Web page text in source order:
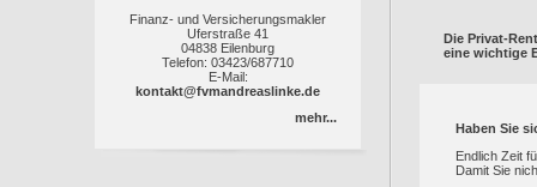
Finanz- und Versicherungsmakler
Uferstraße 41
04838 Eilenburg
Telefon: 03423/687710
E-Mail:
kontakt@fvmandreaslinke.de
mehr...
Die Privat-
eine wichtige
Haben Sie
Endlich Zeit
Damit Sie